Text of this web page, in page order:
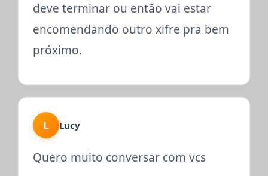
deve terminar ou então vai estar
encomendando outro xifre pra bem
próximo.
L Lucy
Quero muito conversar com vcs